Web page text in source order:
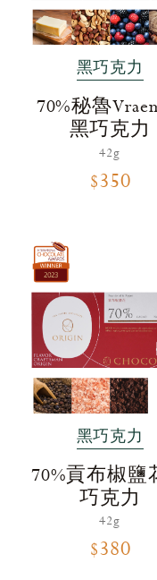
黑巧克力
70%秘魯
黑巧克力
42g
$350
黑巧克力
70%貢布椒鹽
巧克力
42g
$380